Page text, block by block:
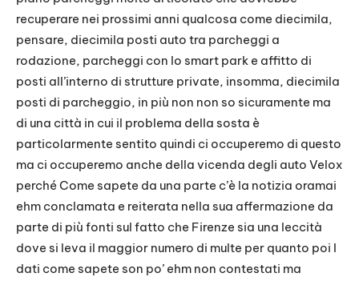
recuperare nei prossimi anni qualcosa come diecimila,
pensare, diecimila posti auto tra parcheggi a
rodazione, parcheggi con lo smart park e affitto di
posti all’interno di strutture private, insomma, diecimila
posti di parcheggio, in più non non so sicuramente ma
di una città in cui il problema della sosta è
particolarmente sentito quindi ci occuperemo di questo
ma ci occuperemo anche della vicenda degli auto Velox
perché Come sapete da una parte c’è la notizia oramai
ehm conclamata e reiterata nella sua affermazione da
parte di più fonti sul fatto che Firenze sia una leccità
dove si leva il maggior numero di multe per quanto poi I
dati come sapete son po’ ehm non contestati ma